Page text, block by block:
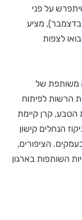
על פני
כארבעה שבועות (11 בנובמבר עד 14 בדצמבר), מציע
לצפות
משותפת של
הרשות לפיתוח
הטבע, קרן קיימת
הנחלים קישון
הציפורים,
השותפות בארגון